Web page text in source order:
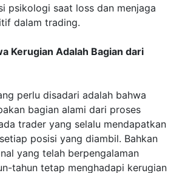
psikologi saat loss dan menjaga
dalam trading.
Kerugian Adalah Bagian dari
perlu disadari adalah bahwa
bagian alami dari proses
trader yang selalu mendapatkan
posisi yang diambil. Bahkan
yang telah berpengalaman
tahun tetap menghadapi kerugian